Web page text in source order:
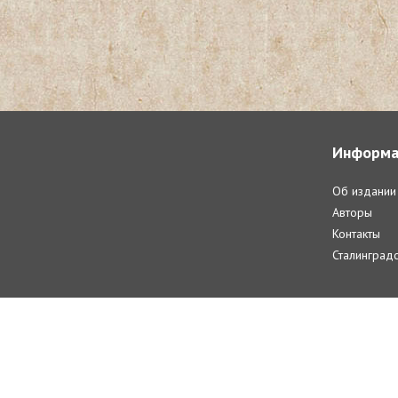
Об издании
Авторы
Контакты